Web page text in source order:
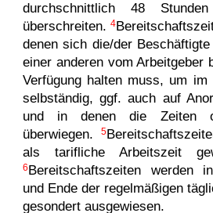
durchschnittlich 48
überschreiten.4
denen sich die/der
einer anderen vom Arbeitgeber
Verfügung halten muss, um
selbständig, ggf. auch auf
und in denen die Zeiten
überwiegen.
5
als tarifliche Arbeitszeit
6 Bereitschaftszeiten werden
und Ende der regelmäßigen
gesondert ausgewiesen.